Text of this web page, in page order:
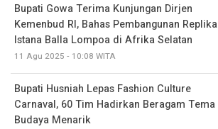
Bupati Gowa Terima Kunjungan Dirjen
Kemenbud RI, Bahas Pembangunan Replika
Istana Balla Lompoa di Afrika Selatan
11 Agu 2025 - 10:08 WITA
Bupati Husniah Lepas Fashion Culture
Carnaval, 60 Tim Hadirkan Beragam Tema
Budaya Menarik